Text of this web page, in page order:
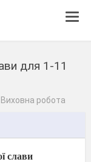
для 1-11
Виховна робота
слави